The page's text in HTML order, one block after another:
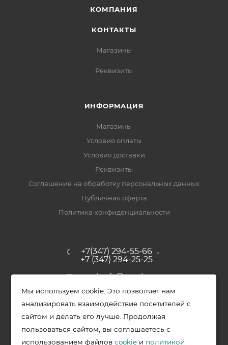
КОМПАНИЯ
КОНТАКТЫ
Магазины
Реквизиты
ИНФОРМАЦИЯ
Магазины
Условия оплаты
Условия доставки
Реквизиты
Соглашение на обработку персональных данных
Публичная оферта
Политика конфиденциальности
+7(347) 294-55-66
+7 (347) 294-25-25
upak-ufa@yandex.ru
Уфимский район, с. Зубово, ул.
Полевая, д. 44/2, к. 2
Мы используем cookie. Это позволяет нам
анализировать взаимодействие посетителей с
сайтом и делать его лучше. Продолжая
пользоваться сайтом, вы соглашаетесь с
использованием файловcookie и политикой